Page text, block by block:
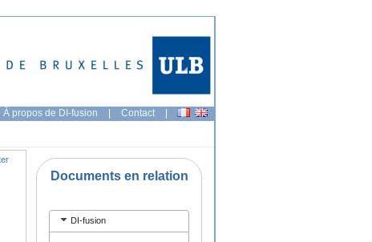
À propos de DI-fusion | Contact |
Documents en relation
DI-fusion